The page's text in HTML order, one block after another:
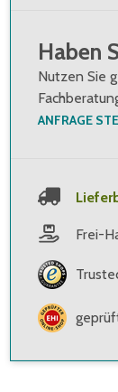
Haben
Nutzen Sie
ANFRAGE
Frei-